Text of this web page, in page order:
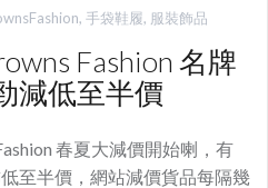
, 手袋鞋履, 服裝飾品
Fashion 名牌
減低至半價
春夏大減價開始喇，有
至半價，網站減價貨品每隔幾